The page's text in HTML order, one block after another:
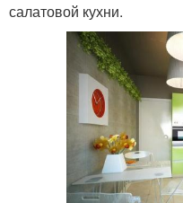
салатовой кухни.